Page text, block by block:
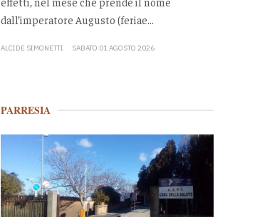
dall’imperatore Augusto (feriae...
ALCIDE SIMONETTI SABATO 01 AGOSTO 2026
PARRESIA